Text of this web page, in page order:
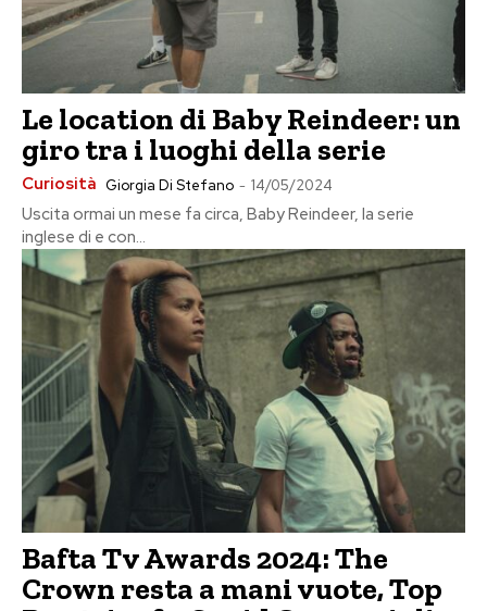
Le location di Baby Reindeer: un
giro tra i luoghi della serie
Curiosità Giorgia Di Stefano - 14/05/2024
Uscita ormai un mese fa circa, Baby Reindeer, la serie
inglese di e con...
Bafta Tv Awards 2024: The
Crown resta a mani vuote, Top